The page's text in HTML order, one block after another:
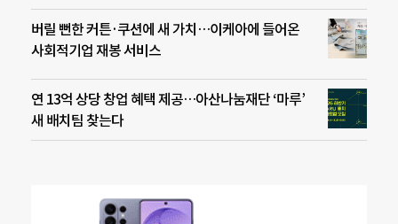
버릴 뻔한 커튼·쿠션에 새 가치…이케아에 들어온
사회적기업 재봉 서비스
연 13억 상당 창업 혜택 제공…아산나눔재단 ‘마루’
새 배치팀 찾는다